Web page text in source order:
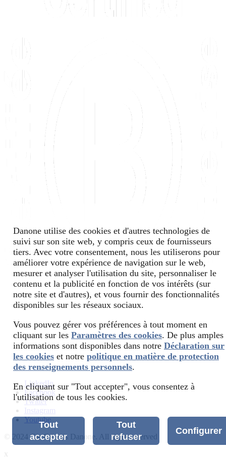
LinkedIn
Facebook
Twitter
Instagram
Youtube
© 2024 Cie Gervais Danone. All rights reserved
x
Danone utilise des cookies et d'autres technologies de
suivi sur son site web, y compris ceux de fournisseurs
tiers. Avec votre consentement, nous les utiliserons pour
améliorer votre expérience de navigation sur le web,
mesurer et analyser l'utilisation du site, personnaliser le
contenu et la publicité en fonction de vos intérêts (sur
notre site et d'autres), et vous fournir des fonctionnalités
disponibles sur les réseaux sociaux.
Vous pouvez gérer vos préférences à tout moment en
cliquant sur les Paramètres des cookies. De plus amples
informations sont disponibles dans notre Déclaration sur
les cookies et notre politique en matière de protection
des renseignements personnels.
En cliquant sur "Tout accepter", vous consentez à
l'utilisation de tous les cookies.
Tout
accepter
Tout
refuser
Configurer